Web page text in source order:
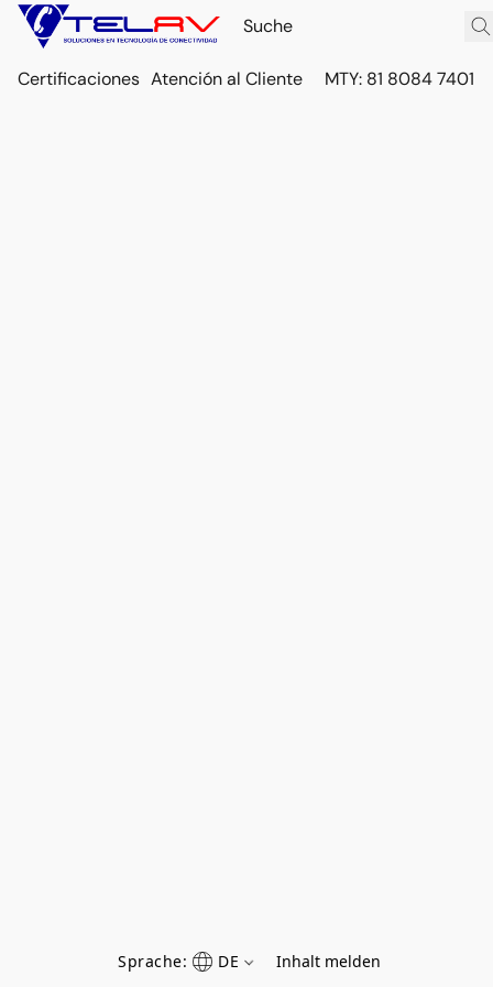
Certificaciones Atención al Cliente MTY: 81 8084 7401
Sprache: DE Inhalt melden